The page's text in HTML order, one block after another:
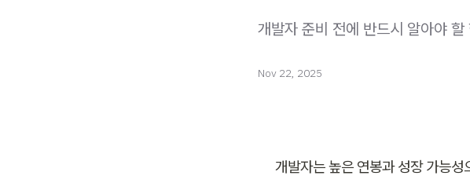
개발자 준비 전에 반드시 알아야
Nov 22, 2025
개발자는 높은 연봉과 성장 가능